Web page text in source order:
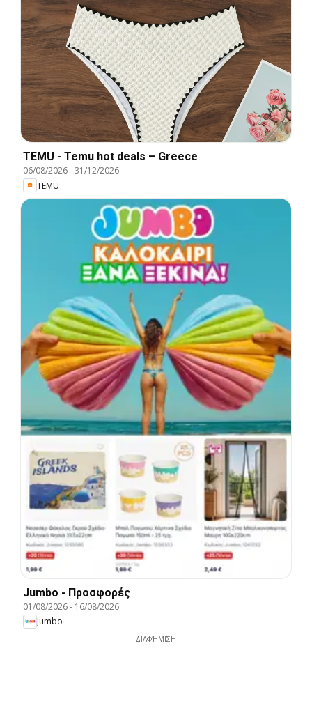
TEMU - Temu hot deals – Greece
06/08/2026-31/12/2026
TEMU
Jumbo - Προσφορές
01/08/2026- 16/08/2026
Jumbo
ΔΙΑΦΉΜΙΣΗ